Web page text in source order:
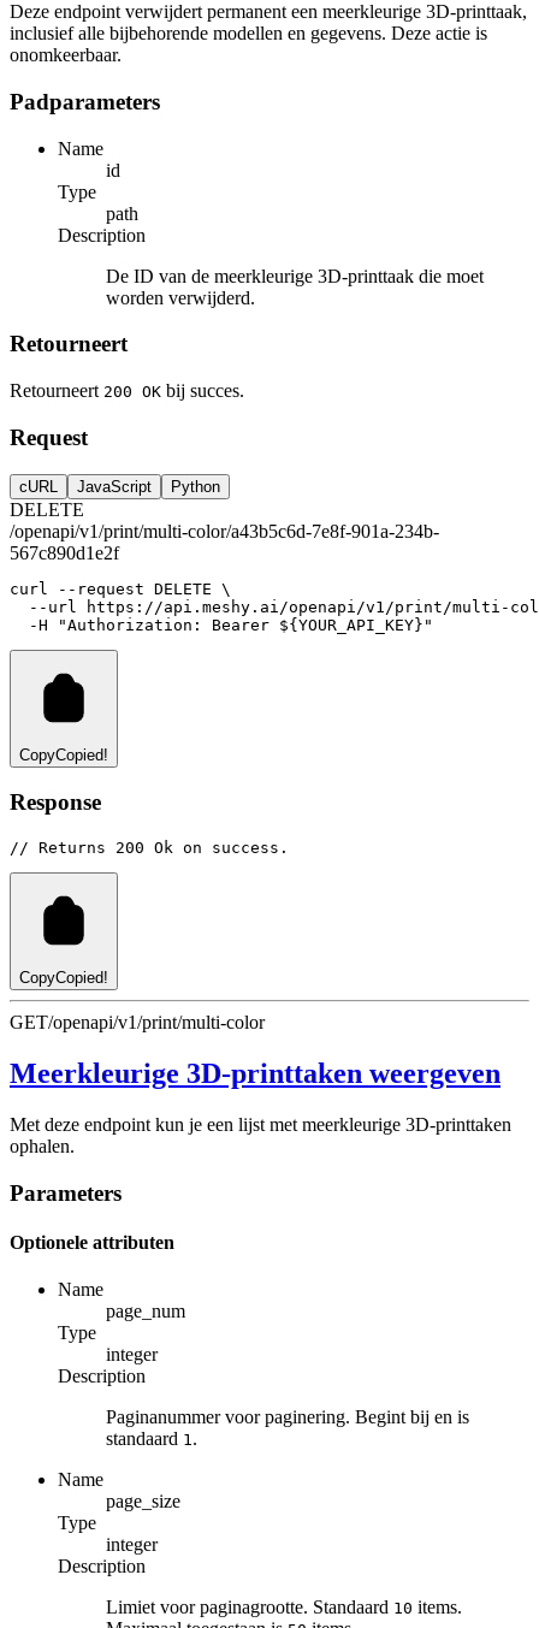
Deze endpoint verwijdert permanent een meerkleurige 3D-printtaak,
inclusief alle bijbehorende modellen en gegevens. Deze actie is
onomkeerbaar.
Padparameters
Name
id
Type
path
Description
De ID van de meerkleurige 3D-printtaak die moet
worden verwijderd.
Retourneert
Retourneert 200 OK bij succes.
Request
cURL JavaScript Python
DELETE
/openapi/v1/print/multi-color/a43b5c6d-7e8f-901a-234b-
567c890d1e2f
curl --request DELETE \
--url
https://api.meshy.ai/openapi/v1/print/multi-
-H
"Authorization: Bearer ${YOUR_API_KEY}"
CopyCopied!
Response
// Returns 200 Ok on success.
CopyCopied!
GET/openapi/v1/print/multi-color
Meerkleurige 3D-printtaken weergeven
Met deze endpoint kun je een lijst met meerkleurige 3D-printtaken
ophalen.
Parameters
Optionele attributen
Name
page_num
Type
integer
Description
Paginanummer voor paginering. Begint bij en is
standaard 1.
Name
page_size
Type
integer
Description
Limiet voor paginagrootte. Standaard 10 items.